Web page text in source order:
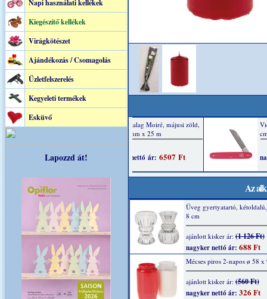
Napi használati kellékek
Kiegészítő kellékek
Virágkötészet
Ajándékozás / Csomagolás
Üzletfelszerelés
Kegyeleti termékek
Esküvő
Lapozzd át!
Az
Üveg gyertyatartó,
8 cm
ajánlott kisker ár:(1 126 Ft)
nagyker nettó ár: 688 Ft
Mécses piros 2-napos ø 58 x
ajánlott kisker ár:(560 Ft)
nagyker nettó ár: 326 Ft